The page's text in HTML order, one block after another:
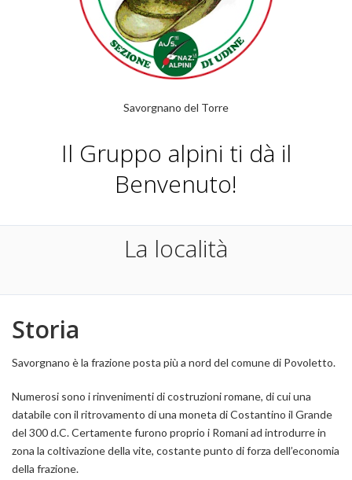
Savorgnano del Torre
Il Gruppo alpini ti dà il
Benvenuto!
La località
Storia
Savorgnano è la frazione posta più a nord del comune di Povoletto.
Numerosi sono i rinvenimenti di costruzioni romane, di cui una
databile con il ritrovamento di una moneta di Costantino il Grande
del 300 d.C. Certamente furono proprio i Romani ad introdurre in
zona la coltivazione della vite, costante punto di forza dell’economia
della frazione.